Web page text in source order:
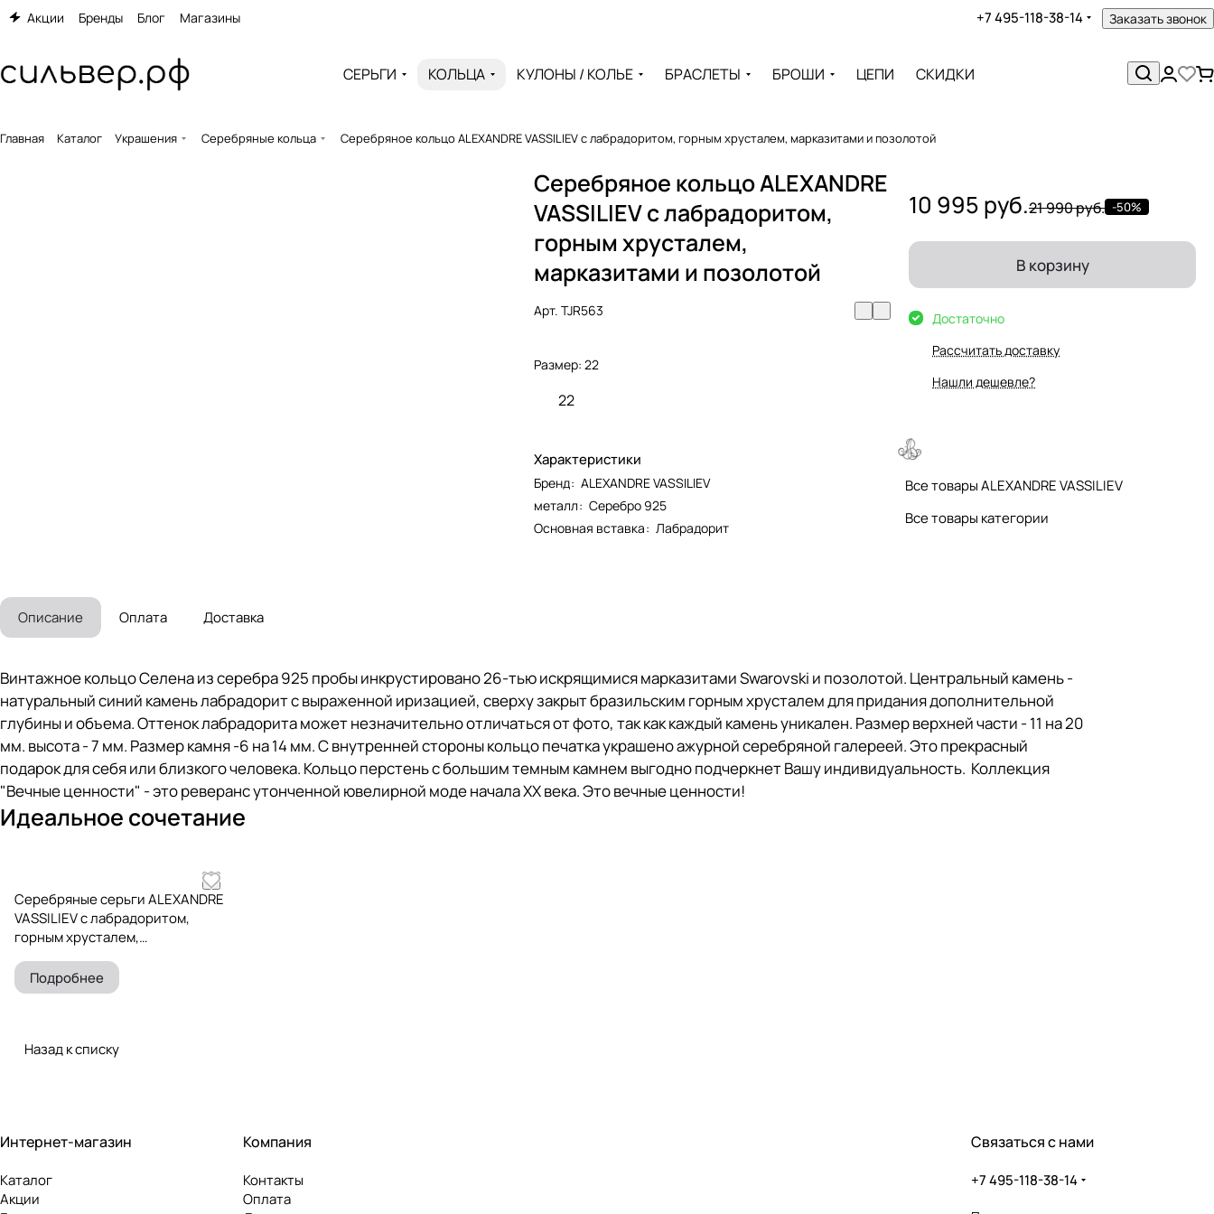
Акции Бренды Блог Магазины +7 495-118-38-14 Заказать звонок
СЕРЬГИ КОЛЬЦА КУЛОНЫ / КОЛЬЕ БРАСЛЕТЫ БРОШИ ЦЕПИ СКИДКИ
Главная Каталог Украшения Серебряные кольца Серебряное кольцо ALEXANDRE VASSILIEV с лабрадоритом, горным хрусталем, марказитами и позолотой
Серебряное кольцо ALEXANDRE
VASSILIEV с лабрадоритом,
горным хрусталем,
марказитами и позолотой
Арт.TJR563
Размер:22
22
Характеристики
Бренд: ALEXANDRE VASSILIEV
металл: Серебро 925
Основная вставка: Лабрадорит
10 995 руб.21 990 руб. -50%
В корзину
Достаточно
Рассчитать доставку
Нашли дешевле?
Все товары ALEXANDRE VASSILIEV
Все товары категории
Описание Оплата Доставка
Винтажное кольцо Селена из серебра 925 пробы инкрустировано 26-тью искрящимися марказитами Swarovski и позолотой. Центральный камень -
натуральный синий камень лабрадорит с выраженной иризацией, сверху закрыт бразильским горным хрусталем для придания дополнительной
глубины и объема. Оттенок лабрадорита может незначительно отличаться от фото, так как каждый камень уникален. Размер верхней части - 11 на 20
мм. высота - 7 мм. Размер камня -6 на 14 мм. С внутренней стороны кольцо печатка украшено ажурной серебряной галереей. Это прекрасный
подарок для себя или близкого человека. Кольцо перстень с большим темным камнем выгодно подчеркнет Вашу индивидуальность. Коллекция
"Вечные ценности" - это реверанс утонченной ювелирной моде начала XX века. Это вечные ценности!
Идеальное сочетание
Серебряные серьги ALEXANDRE
VASSILIEV с лабрадоритом,
горным хрусталем,
Подробнее
Назад к списку
Интернет-магазин
Каталог
Акции
Компания
Контакты
Оплата
Связаться с нами
+7 495-118-38-14